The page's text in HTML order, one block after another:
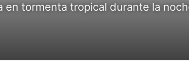
tormenta tropical durante la